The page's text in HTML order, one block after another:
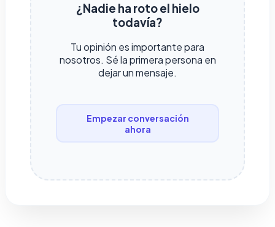
¿Nadie ha roto el hielo
todavía?
Tu opinión es importante para
nosotros. Sé la primera persona en
dejar un mensaje.
Empezar conversación
ahora